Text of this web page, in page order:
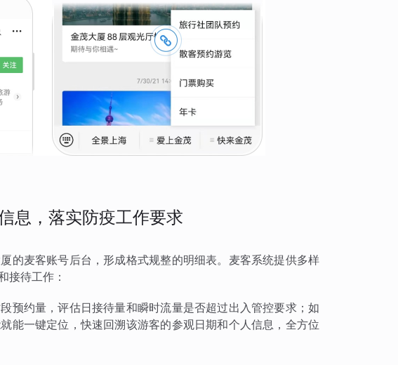
息，落实防疫工作要求
的麦客账号后台，形成格式规整的明细表。麦客系统提供多样
接待工作：
预约量，评估日接待量和瞬时流量是否超过出入管控要求；如
能一键定位，快速回溯该游客的参观日期和个人信息，全方位